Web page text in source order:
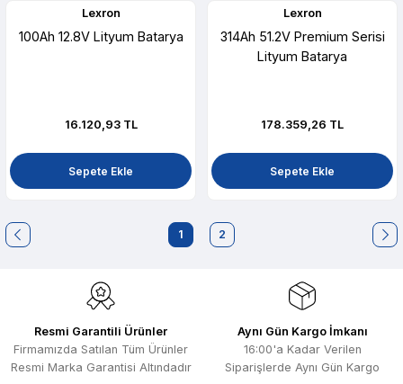
Lexron
100Ah 12.8V Lityum Batarya
16.120,93 TL
Sepete Ekle
Lexron
314Ah 51.2V Premium Serisi
Lityum Batarya
178.359,26 TL
Sepete Ekle
1 2
Resmi Garantili Ürünler
Firmamızda Satılan Tüm Ürünler
Resmi Marka Garantisi Altındadır
Aynı Gün Kargo İmkanı
16:00'a Kadar Verilen
Siparişlerde Aynı Gün Kargo